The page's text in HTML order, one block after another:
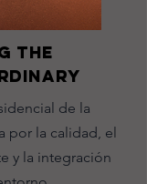
the
de la
por la calidad, el
y la integración